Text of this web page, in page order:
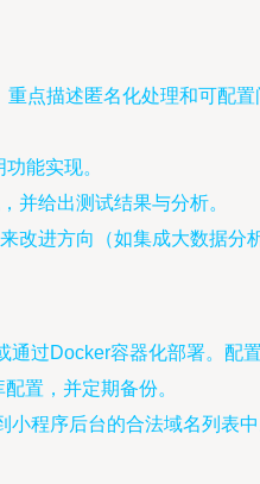
点描述匿名化处理和可配置
能实现。
并给出测试结果与分析。
改进方向（如集成大数据分
通过Docker容器化部署。配
置，并定期备份。
程序后台的合法域名列表中